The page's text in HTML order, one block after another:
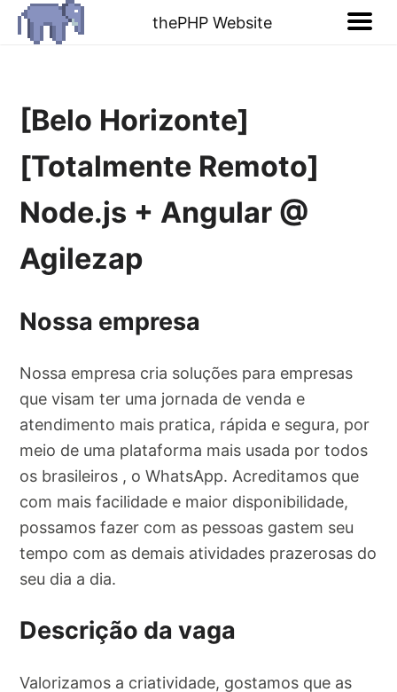
thePHP Website
[Belo Horizonte]
[Totalmente Remoto]
Node.js + Angular @
Agilezap
Nossa empresa
Nossa empresa cria soluções para empresas
que visam ter uma jornada de venda e
atendimento mais pratica, rápida e segura, por
meio de uma plataforma mais usada por todos
os brasileiros , o WhatsApp. Acreditamos que
com mais facilidade e maior disponibilidade,
possamos fazer com as pessoas gastem seu
tempo com as demais atividades prazerosas do
seu dia a dia.
Descrição da vaga
Valorizamos a criatividade, gostamos que as